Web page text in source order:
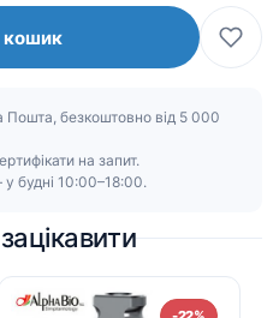
кошик
безкоштовно від 5 000
на запит.
будні 10:00–18:00.